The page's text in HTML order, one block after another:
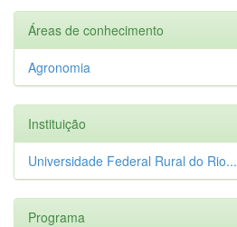
Áreas de conhecimento
Agronomia
Instituição
Universidade Federal Rural do Rio...
Programa